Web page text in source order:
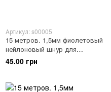
Артикул: s00005
15 метров. 1,5мм фиолетовый
нейлоновый шнур для
макраме и браслетов
Шамбала
45.00 грн